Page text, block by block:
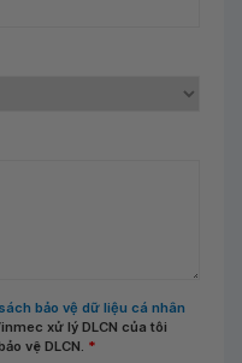
bảo vệ dữ liệu cá nhân
xử lý DLCN của tôi
vệ DLCN. *